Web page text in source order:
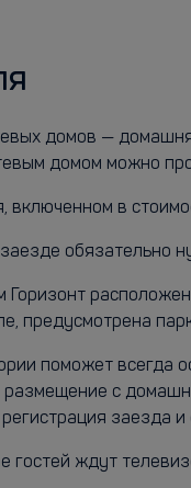
домов —
домом можно
включенном в
обязательно
предусмотрена
поможет всегда
с
заезда
гостей ждут